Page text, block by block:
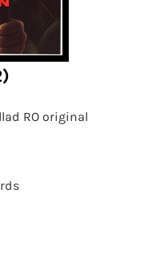
RO original